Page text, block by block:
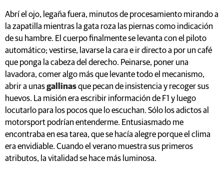
Abrí el ojo, legaña fuera, minutos de procesamiento mirando a
la zapatilla mientras la gata roza las piernas como indicación
de su hambre. El cuerpo finalmente se levanta con el piloto
automático; vestirse, lavarse la cara e ir directo a por un café
que ponga la cabeza del derecho. Peinarse, poner una
lavadora, comer algo más que levante todo el mecanismo,
abrir a unasgallinasque pecan de insistencia y recoger sus
huevos. La misión era escribir información de F1 y luego
locutarlo para los pocos que lo escuchan. Sólo los adictos al
motorsport podrían entenderme. Entusiasmado me
encontraba en esa tarea, que se hacía alegre porque el clima
era envidiable. Cuando el verano muestra sus primeros
atributos, la vitalidad se hace más luminosa.